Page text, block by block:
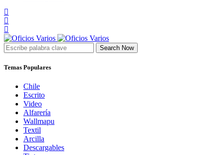
Search Now
Temas Populares
Chile
Escrito
Video
Alfarería
Wallmapu
Textil
Arcilla
Descargables